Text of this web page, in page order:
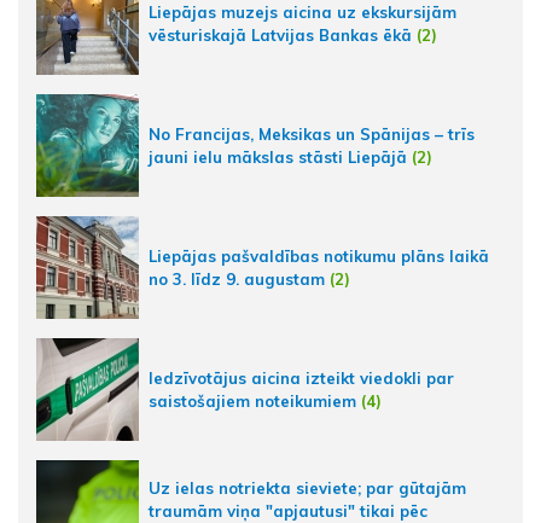
Liepājas muzejs aicina uz ekskursijām
vēsturiskajā Latvijas Bankas ēkā (2)
No Francijas, Meksikas un Spānijas – trīs
jauni ielu mākslas stāsti Liepājā (2)
Liepājas pašvaldības notikumu plāns laikā
no 3. līdz 9. augustam (2)
Iedzīvotājus aicina izteikt viedokli par
saistošajiem noteikumiem (4)
Uz ielas notriekta sieviete; par gūtajām
traumām viņa "apjautusi" tikai pēc